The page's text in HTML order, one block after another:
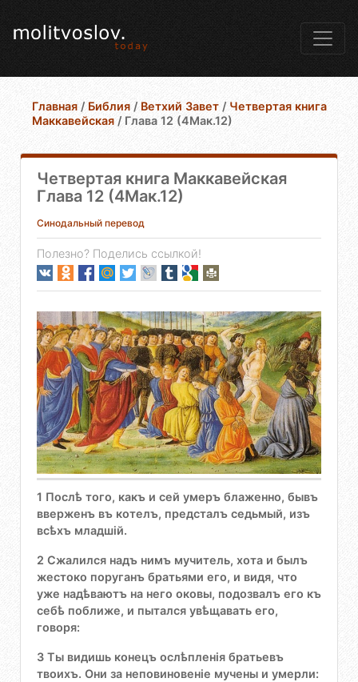
Главная / Библия / Ветхий Завет / Четвертая книга
Маккавейская / Глава 12 (4Мак.12)
Четвертая книга Маккавейская
Глава 12 (4Мак.12)
Синодальный перевод
Полезно? Поделись ссылкой!
1 Послѣ того, какъ и сей умеръ блаженно, бывъ
вверженъ въ котелъ, предсталъ седьмый, изъ
всѣхъ младшій.
2 Сжалился надъ нимъ мучитель, хота и былъ
жестоко поруганъ братьями его, и видя, что
уже надѣваютъ на него оковы, подозвалъ его къ
себѣ поближе, и пытался увѣщавать его,
говоря:
3 Ты видишь конецъ ослѣпленія братьевъ
твоихъ. Они за неповиновеніе мучены и умерли: